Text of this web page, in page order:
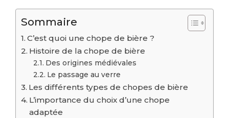
Sommaire
C’est quoi une chope de bière ?
Histoire de la chope de bière
Des origines médiévales
Le passage au verre
Les différents types de chopes de bière
L’importance du choix d’une chope
adaptée